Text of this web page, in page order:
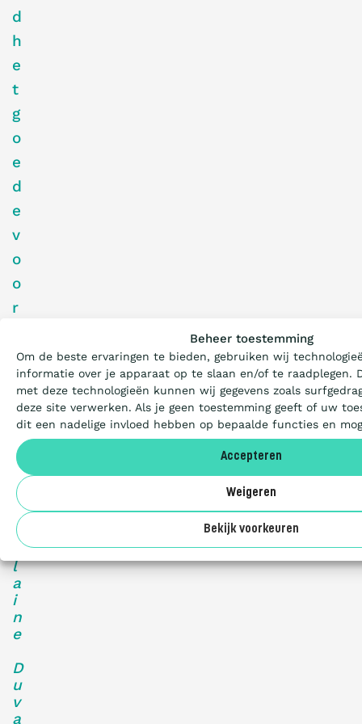
Beheer toestemming
Om de beste ervaringen te bieden, gebruiken wij
informatie over je apparaat op te slaan en/of te raadplegen.
met deze technologieën kunnen wij gegevens zoals
deze site verwerken. Als je geen toestemming geeft of uw
dit een nadelige invloed hebben op bepaalde functies en
Accepteren
Weigeren
Bekijk voorkeuren
d
h
e
t
g
o
e
d
e
v
o
o
r
e
e
l
d
”
G
h
l
a
i
n
e
D
u
v
a
Certificeren
Aanbesteden
Deelnemers
Over ons